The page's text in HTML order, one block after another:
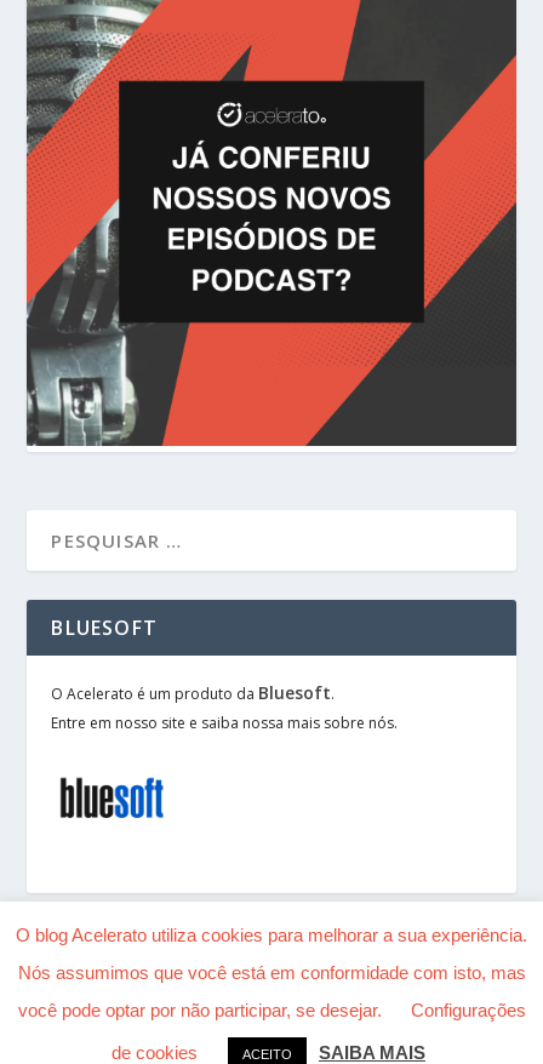
BLUESOFT
O Acelerato é um produto da Bluesoft.
Entre em nosso site e saiba nossa mais sobre nós.
Desenhado porElegant Themes| Alimentado por
O blog Acelerato utiliza cookies para melhorar a sua experiência.
Nós assumimos que você está em conformidade com isto, mas
você pode optar por não participar, se desejar.
Configurações
de cookies ACEITO SAIBA MAIS